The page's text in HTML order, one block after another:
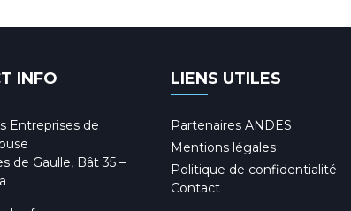
INFO
Entreprises de
de Gaulle, Bât 35 –
LIENS UTILES
Partenaires ANDES
Mentions légales
Politique de confidentialité
Contact